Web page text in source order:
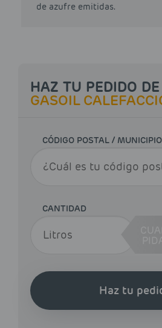
de azufre emitidas.
HAZ TU PEDIDO DE
GASOIL
CÓDIGO POSTAL / MUNICIPIO
CANTIDAD
Haz tu